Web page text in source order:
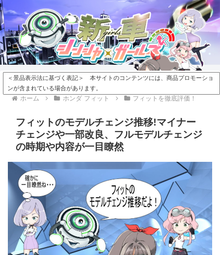
＜景品表示法に基づく表記＞ 本サイトのコンテンツには、商品プロモーショ
ンが含まれている場合があります。
ホーム ホンダ フィット フィットを徹底評価！
フィットのモデルチェンジ推移!マイナー
チェンジや一部改良、フルモデルチェンジ
の時期や内容が一目瞭然